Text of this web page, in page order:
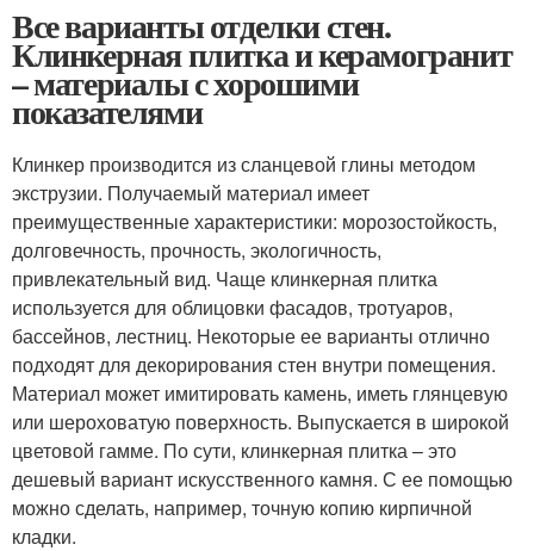
Все варианты отделки стен.
Клинкерная плитка и керамогранит
– материалы с хорошими
показателями
Клинкер производится из сланцевой глины методом
экструзии. Получаемый материал имеет
преимущественные характеристики: морозостойкость,
долговечность, прочность, экологичность,
привлекательный вид. Чаще клинкерная плитка
используется для облицовки фасадов, тротуаров,
бассейнов, лестниц. Некоторые ее варианты отлично
подходят для декорирования стен внутри помещения.
Материал может имитировать камень, иметь глянцевую
или шероховатую поверхность. Выпускается в широкой
цветовой гамме. По сути, клинкерная плитка – это
дешевый вариант искусственного камня. С ее помощью
можно сделать, например, точную копию кирпичной
кладки.